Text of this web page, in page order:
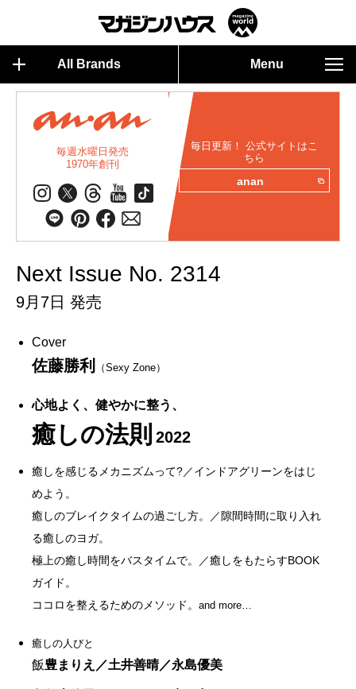
All Brands Menu
毎週水曜日発売
1970年創刊
毎日更新！ 公式サイトはこ
ちら
anan
Next Issue No. 2314
9月7日 発売
Cover
佐藤勝利 （Sexy Zone）
心地よく、健やかに整う、
癒しの法則 2022
癒しを感じるメカニズムって?／インドアグリーンをはじ
めよう。
癒しのブレイクタイムの過ごし方。／隙間時間に取り入れ
る癒しのヨガ。
極上の癒し時間をバスタイムで。／癒しをもたらすBOOK
ガイド。
ココロを整えるためのメソッド。 and more…
癒しの人びと
飯豊まりえ／土井善晴／永島優美